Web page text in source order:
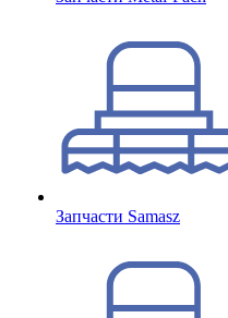
Запчасти Samasz